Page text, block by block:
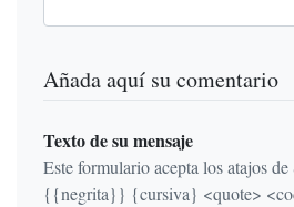
Añada aquí su comentario
Texto de su mensaje
Este formulario acepta los atajos
{{negrita}} {cursiva} <quote> <code> y el